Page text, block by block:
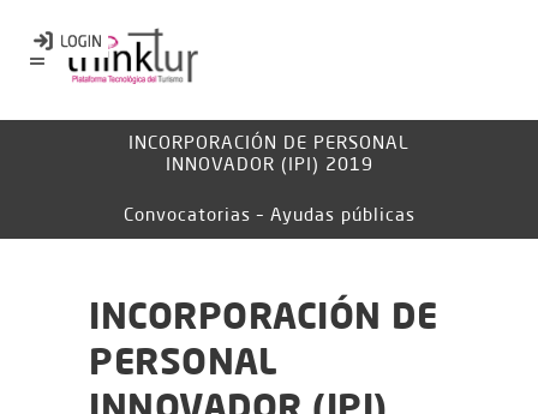
INCORPORACIÓN DE PERSONAL
INNOVADOR (IPI) 2019
Convocatorias – Ayudas públicas
INCORPORACIÓN DE
PERSONAL